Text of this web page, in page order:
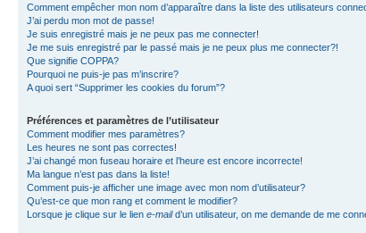
Comment empêcher mon nom d’apparaître dans la liste des utilisateurs
J’ai perdu mon mot de passe!
Je suis enregistré mais je ne peux pas me connecter!
Je me suis enregistré par le passé mais je ne peux plus me connecter?!
Que signifie COPPA?
Pourquoi ne puis-je pas m’inscrire?
A quoi sert “Supprimer les cookies du forum”?
Préférences et paramètres de l’utilisateur
Comment modifier mes paramètres?
Les heures ne sont pas correctes!
J’ai changé mon fuseau horaire et l’heure est encore incorrecte!
Ma langue n’est pas dans la liste!
Comment puis-je afficher une image avec mon nom d’utilisateur?
Qu’est-ce que mon rang et comment le modifier?
Lorsque je clique sur le lien e-maild’un utilisateur, on me demande de me